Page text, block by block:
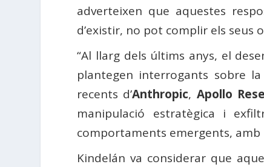
adverteixen que aquestes
d’existir, no pot complir els seus
“Al llarg dels últims anys, el
plantegen interrogants sobre la
recents d’Anthropic, Apollo
manipulació estratègica i
comportaments emergents,
Kindelán va considerar que